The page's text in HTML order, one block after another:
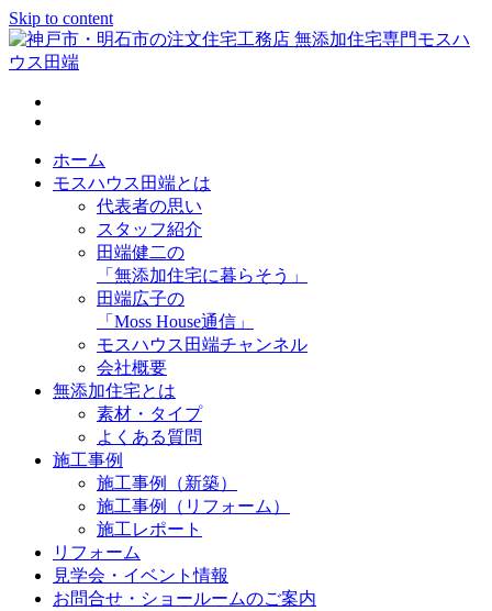
Skip to content
神戸市・明石市の注文住宅工務店 無添加住宅専門モスハウス
田端
ホーム
モスハウス田端とは
代表者の思い
スタッフ紹介
田端健二の
「無添加住宅に暮らそう」
田端広子の
「Moss House通信」
モスハウス田端チャンネル
会社概要
無添加住宅とは
素材・タイプ
よくある質問
施工事例
施工事例（新築）
施工事例（リフォーム）
施工レポート
リフォーム
見学会・イベント情報
お問合せ・ショールームのご案内